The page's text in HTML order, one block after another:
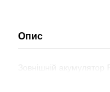
Опис
Зовнішній